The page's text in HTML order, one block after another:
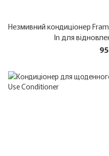
Незмивний кондиціонер
In для